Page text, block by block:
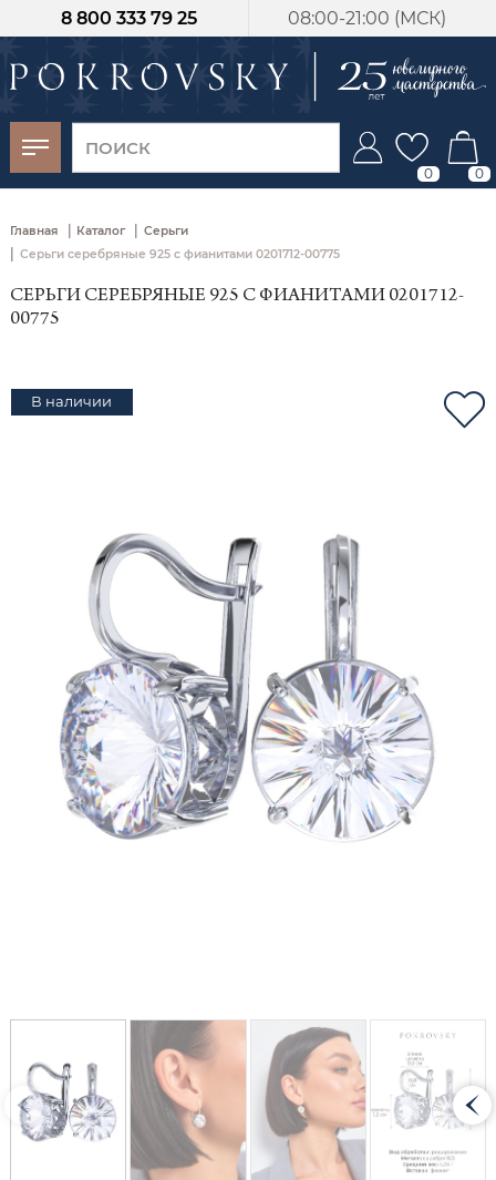
08:00-21:00 (МСК)
8 800 333 79 25
0 0
Главная | Каталог | Серьги
| Серьги серебряные 925 с фианитами 0201712-00775
СЕРЬГИ СЕРЕБРЯНЫЕ 925 С ФИАНИТАМИ 0201712-
00775
В наличии
-30%
от 15 дней с
момента оплаты